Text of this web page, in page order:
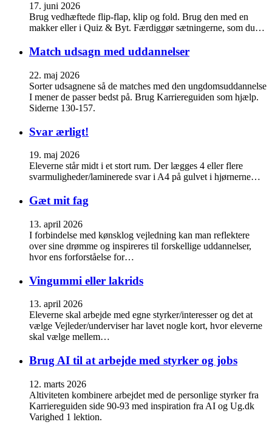
17. juni 2026
Brug vedhæftede flip-flap, klip og fold. Brug den med en
makker eller i Quiz & Byt. Færdiggør sætningerne, som du…
Match udsagn med uddannelser
22. maj 2026
Sorter udsagnene så de matches med den ungdomsuddannelse
I mener de passer bedst på. Brug Karriereguiden som hjælp.
Siderne 130-157.
Svar ærligt!
19. maj 2026
Eleverne står midt i et stort rum. Der lægges 4 eller flere
svarmuligheder/laminerede svar i A4 på gulvet i hjørnerne…
Gæt mit fag
13. april 2026
I forbindelse med kønsklog vejledning kan man reflektere
over sine drømme og inspireres til forskellige uddannelser,
hvor ens forforståelse for…
Vingummi eller lakrids
13. april 2026
Eleverne skal arbejde med egne styrker/interesser og det at
vælge Vejleder/underviser har lavet nogle kort, hvor eleverne
skal vælge mellem…
Brug AI til at arbejde med styrker og jobs
12. marts 2026
Altiviteten kombinere arbejdet med de personlige styrker fra
Karriereguiden side 90-93 med inspiration fra AI og Ug.dk
Varighed 1 lektion.